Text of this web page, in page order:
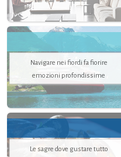
Navigare nei fiordi fa fiorire
emozioni profondissime
Le sagre dove gustare tutto